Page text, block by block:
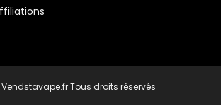
Tous droits réservés